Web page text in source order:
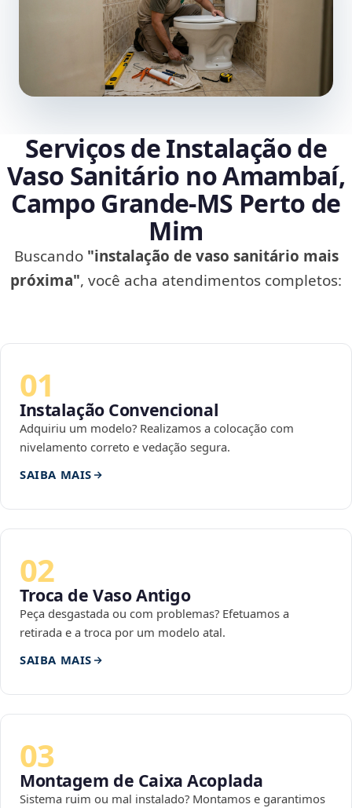
Serviços de Instalação de
Vaso Sanitário no Amambaí,
Campo Grande‑MS Perto de
Mim
Buscando "instalação de vaso sanitário mais
próxima", você acha atendimentos completos:
01
Instalação Convencional
Adquiriu um modelo? Realizamos a colocação com
nivelamento correto e vedação segura.
SAIBA MAIS
02
Troca de Vaso Antigo
Peça desgastada ou com problemas? Efetuamos a
retirada e a troca por um modelo atal.
SAIBA MAIS
03
Montagem de Caixa Acoplada
Sistema ruim ou mal instalado? Montamos e garantimos